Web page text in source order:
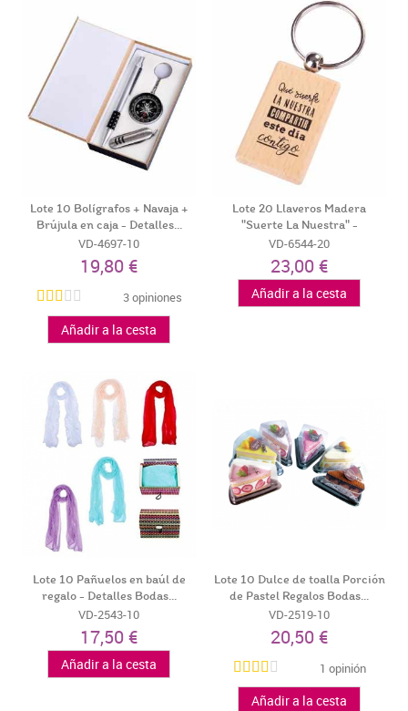
Lote 10 Bolígrafos + Navaja +
Brújula en caja - Detalles...
VD-4697-10
19,80 €
3 opiniones
Añadir a la cesta
Lote 20 Llaveros Madera
"Suerte La Nuestra" -
Llaveritos...
VD-6544-20
23,00 €
Añadir a la cesta
Lote 10 Pañuelos en baúl de
regalo - Detalles Bodas...
VD-2543-10
17,50 €
Añadir a la cesta
Lote 10 Dulce de toalla Porción
de Pastel Regalos Bodas...
VD-2519-10
20,50 €
1 opinión
Añadir a la cesta